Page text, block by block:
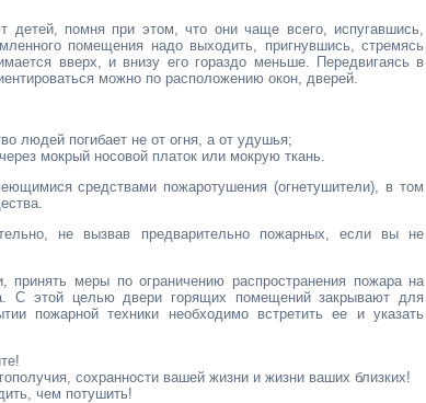
помня при этом, что они чаще всего, испугавшись,
помещения надо выходить, пригнувшись, стремясь
вверх, и внизу его гораздо меньше. Передвигаясь в
можно по расположению окон, дверей.
людей погибает не от огня, а от удушья;
мокрый носовой платок или мокрую ткань.
средствами пожаротушения (огнетушители), в том
не вызвав предварительно пожарных, если вы не
меры по ограничению распространения пожара на
С этой целью двери горящих помещений закрывают для
пожарной техники необходимо встретить ее и указать
сохранности вашей жизни и жизни ваших близких!
чем потушить!